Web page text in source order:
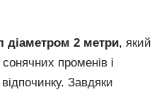
діаметром 2 метри, який
променів і
Завдяки